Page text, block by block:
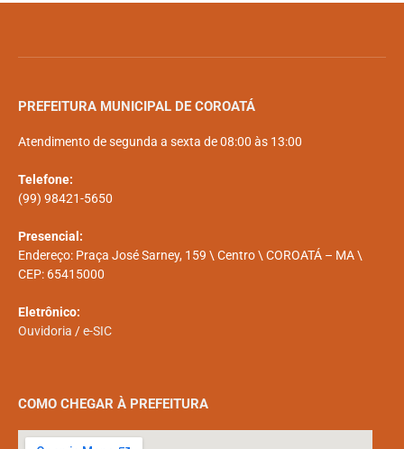
PREFEITURA MUNICIPAL DE COROATÁ
Atendimento de segunda a sexta de 08:00 às 13:00
Telefone:
(99) 98421-5650
Presencial:
Endereço: Praça José Sarney, 159 \ Centro \ COROATÁ – MA \
CEP: 65415000
Eletrônico:
Ouvidoria /e-SIC
COMO CHEGAR À PREFEITURA